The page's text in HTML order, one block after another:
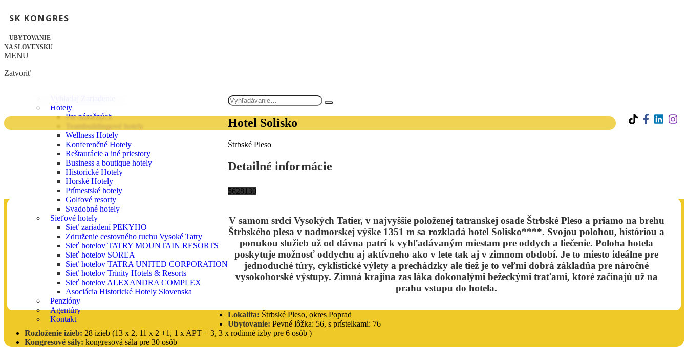
SK KONGRES
UBYTOVANIE
NA SLOVENSKU
MENU
Zatvoriť
Hotely
Pre náročných
Wellness Hotely
Konferenčné Hotely
Reštaurácie a iné priestory
Business a boutique hotely
Historické Hotely
Horské Hotely
Prímestské hotely
Golfové resorty
Svadobné hotely
Sieťové hotely
Sieť zariadení PEKYHO
Združenie cestovného ruchu Vysoké Tatry
Sieť hotelov TATRY MOUNTAIN RESORTS
Sieť hotelov SOREA
Sieť hotelov TATRA UNITED CORPORATION
Sieť hotelov Trinity Hotels & Resorts
Sieť hotelov ALEXANDRA COMPLEX
Asociácia Historické Hotely Slovenska
Penzióny
Agentúry
Kontakt
Hotel Solisko
Štrbské Pleso
Detailné informácie
56281 30
V samom srdci Vysokých Tatier, v najvyššie položenej tatranskej osade Štrbské Pleso a priamo na brehu
Štrbského plesa v nadmorskej výške 1351 m sa rozkladá hotel Solisko****. Svojou polohou, históriou a
ponukou služieb už od dávna patrí k vyhľadávaným miestam pre oddych a liečenie. Poloha hotela
poskytuje možnosť oddychu aj aktívneho ako v lete tak aj v zimnom období. Je to miesto ideálne pre
jednoduché túry, cyklistické výlety a prechádzky ale tiež je to veľmi dobrá základňa pre náročné
vysokohorské výstupy. Zimná krajina zas láka dokonalými bežeckými traťami, ktoré začínajú už na
prahu vstupu do hotela.
Lokalita: Štrbské Pleso, okres Poprad
Ubytovanie: Pevné lôžka: 56, s prístelkami: 76
Rozloženie izieb: 28 izieb (13 x 2, 11 x 2 +1, 1 x APT + 3, 3 x rodinné izby pre 6 osôb )
Kongresové sály: kongresová sála pre 30 osôb